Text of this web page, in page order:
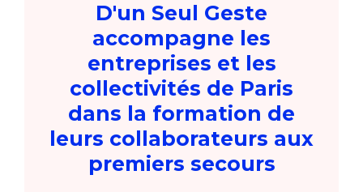
D'un Seul Geste
accompagne les
entreprises et les
collectivités de Paris
dans la formation de
leurs collaborateurs aux
premiers secours